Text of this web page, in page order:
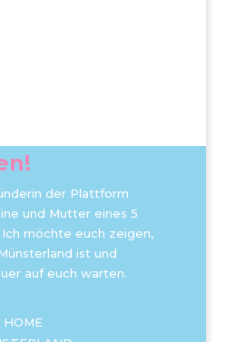
der Plattform
und Mutter eines 5
Ich möchte euch zeigen,
ist und
auf euch warten.
HOME